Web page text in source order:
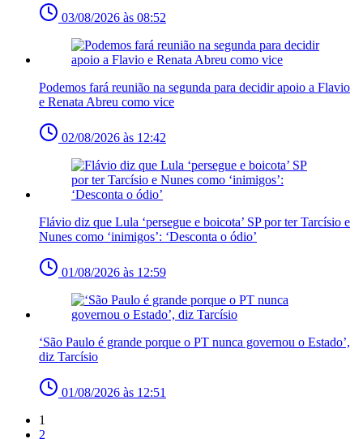
03/08/2026 às 08:52
Podemos fará reunião na segunda para decidir apoio a Flavio
e Renata Abreu como vice
02/08/2026 às 12:42
Flávio diz que Lula ‘persegue e boicota’ SP por ter Tarcísio e
Nunes como ‘inimigos’: ‘Desconta o ódio’
01/08/2026 às 12:59
‘São Paulo é grande porque o PT nunca governou o Estado’,
diz Tarcísio
01/08/2026 às 12:51
1
2